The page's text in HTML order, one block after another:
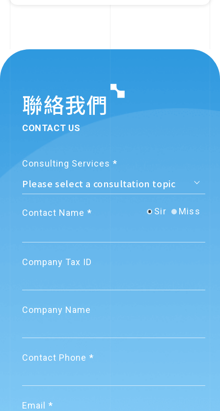
整合服務平台
09 / 2025
Regulation Updates
【重要法規公告】營業人應
依規定時限傳輸資料至財政
09 / 2025
【重要法規公告】每期《空
限內上傳至財政部電子發票
08 Regulation Updates
聯絡我們
CONTACT US
Consulting Services
Contact Name Sir Miss
Company Tax ID
Company Name
Contact Phone
Email